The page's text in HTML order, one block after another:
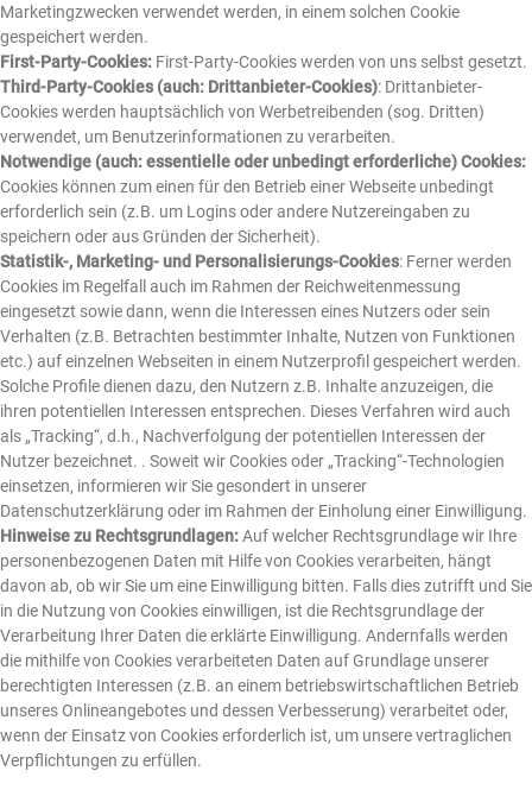
Marketingzwecken verwendet werden, in einem solchen Cookie
gespeichert werden.
First-Party-Cookies: First-Party-Cookies werden von uns selbst gesetzt.
Third-Party-Cookies (auch: Drittanbieter-Cookies): Drittanbieter-
Cookies werden hauptsächlich von Werbetreibenden (sog. Dritten)
verwendet, um Benutzerinformationen zu verarbeiten.
Notwendige (auch: essentielle oder unbedingt erforderliche) Cookies:
Cookies können zum einen für den Betrieb einer Webseite unbedingt
erforderlich sein (z.B. um Logins oder andere Nutzereingaben zu
speichern oder aus Gründen der Sicherheit).
Statistik-, Marketing- und Personalisierungs-Cookies: Ferner werden
Cookies im Regelfall auch im Rahmen der Reichweitenmessung
eingesetzt sowie dann, wenn die Interessen eines Nutzers oder sein
Verhalten (z.B. Betrachten bestimmter Inhalte, Nutzen von Funktionen
etc.) auf einzelnen Webseiten in einem Nutzerprofil gespeichert werden.
Solche Profile dienen dazu, den Nutzern z.B. Inhalte anzuzeigen, die
ihren potentiellen Interessen entsprechen. Dieses Verfahren wird auch
als „Tracking“, d.h., Nachverfolgung der potentiellen Interessen der
Nutzer bezeichnet. . Soweit wir Cookies oder „Tracking“-Technologien
einsetzen, informieren wir Sie gesondert in unserer
Datenschutzerklärung oder im Rahmen der Einholung einer Einwilligung.
Hinweise zu Rechtsgrundlagen:Auf welcher Rechtsgrundlage wir Ihre
personenbezogenen Daten mit Hilfe von Cookies verarbeiten, hängt
davon ab, ob wir Sie um eine Einwilligung bitten. Falls dies zutrifft und Sie
in die Nutzung von Cookies einwilligen, ist die Rechtsgrundlage der
Verarbeitung Ihrer Daten die erklärte Einwilligung. Andernfalls werden
die mithilfe von Cookies verarbeiteten Daten auf Grundlage unserer
berechtigten Interessen (z.B. an einem betriebswirtschaftlichen Betrieb
unseres Onlineangebotes und dessen Verbesserung) verarbeitet oder,
wenn der Einsatz von Cookies erforderlich ist, um unsere vertraglichen
Verpflichtungen zu erfüllen.